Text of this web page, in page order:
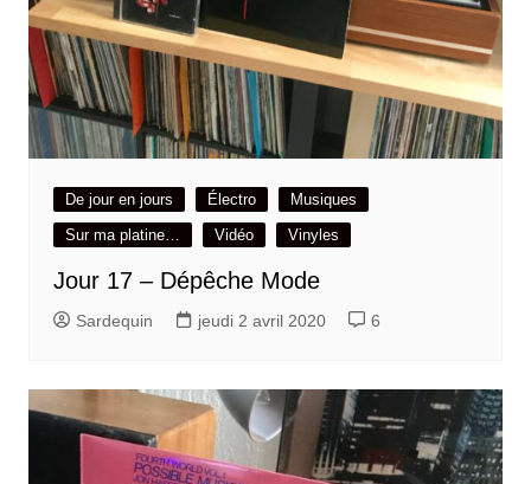
De jour en jours Électro
Musiques
Sur ma platine…
Vidéo Vinyles
Jour 17 – Dépêche Mode
Sardequin jeudi 2 avril 2020 6